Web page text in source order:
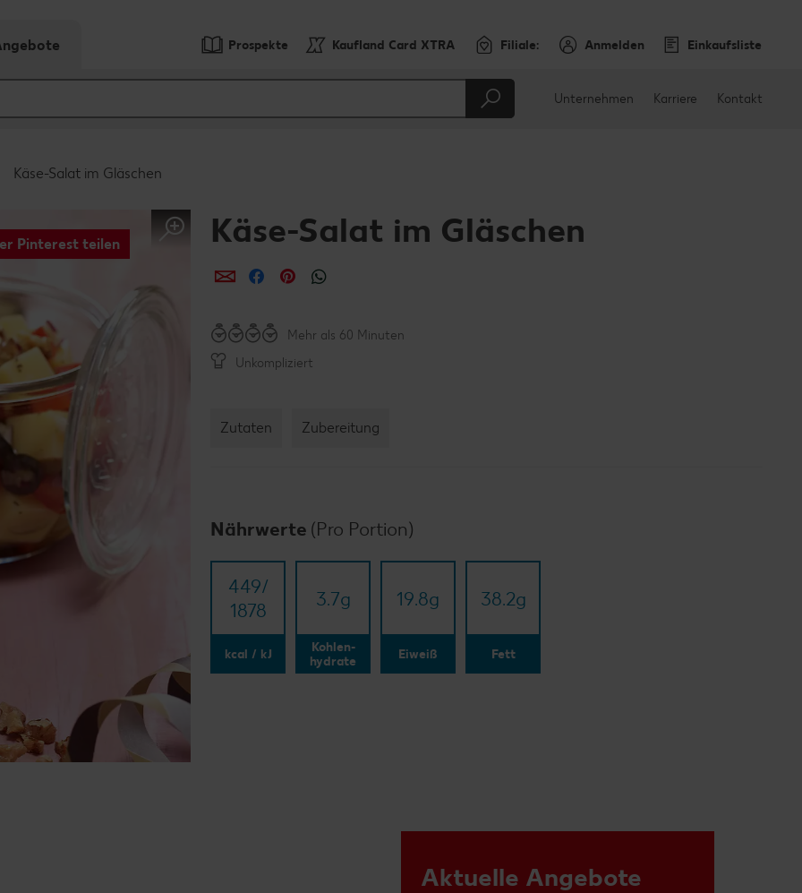
Prospekte Kaufland Card XTRA Filiale: Anmelden Einkaufsliste
Unternehmen Karriere Kontakt
Käse-Salat im Gläschen
Pinterest teilen Käse-Salat im Gläschen
per E-Mail teilen
per Facebook teilen
per Pinterest teilen
Mehr als 60 Minuten
Unkompliziert
Zutaten Zubereitung
Nährwerte (Pro Portion)
449/​
1878
kcal / kJ
3.7g
Kohlen-
hydrate
19.8g
Eiweiß
38.2g
Fett
Aktuelle Angebote